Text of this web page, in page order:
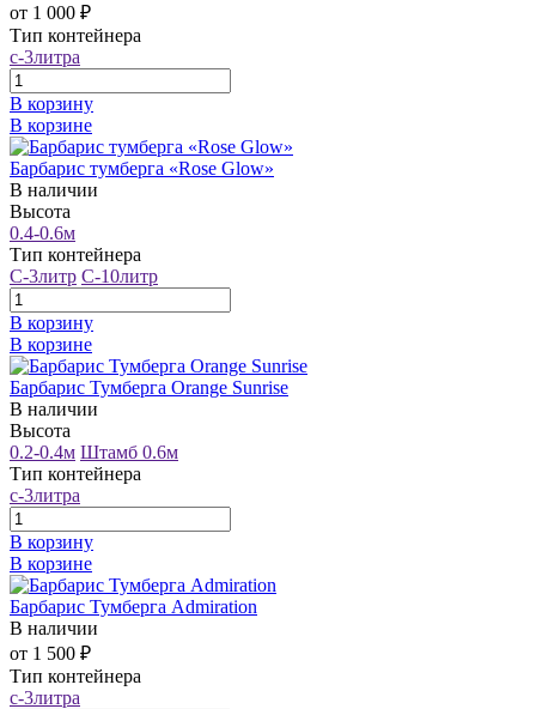
от 1 000 ₽
Тип контейнера
с-3литра
В корзину
В корзине
Барбарис тумберга «Rose Glow»
В наличии
Высота
0.4-0.6м
Тип контейнера
С-3литр С-10литр
В корзину
В корзине
Барбарис Тумберга Orange Sunrise
В наличии
Высота
0.2-0.4м Штамб 0.6м
Тип контейнера
с-3литра
В корзину
В корзине
Барбарис Тумберга Admiration
В наличии
от 1 500 ₽
Тип контейнера
с-3литра